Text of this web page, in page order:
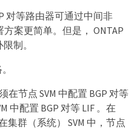
对等路由器可通过中间非
案更简单。但是， ONTAP
制。
在节点 SVM 中配置 BGP 对等
中配置 BGP 对等 LIF 。在
集群（系统） SVM 中，节点